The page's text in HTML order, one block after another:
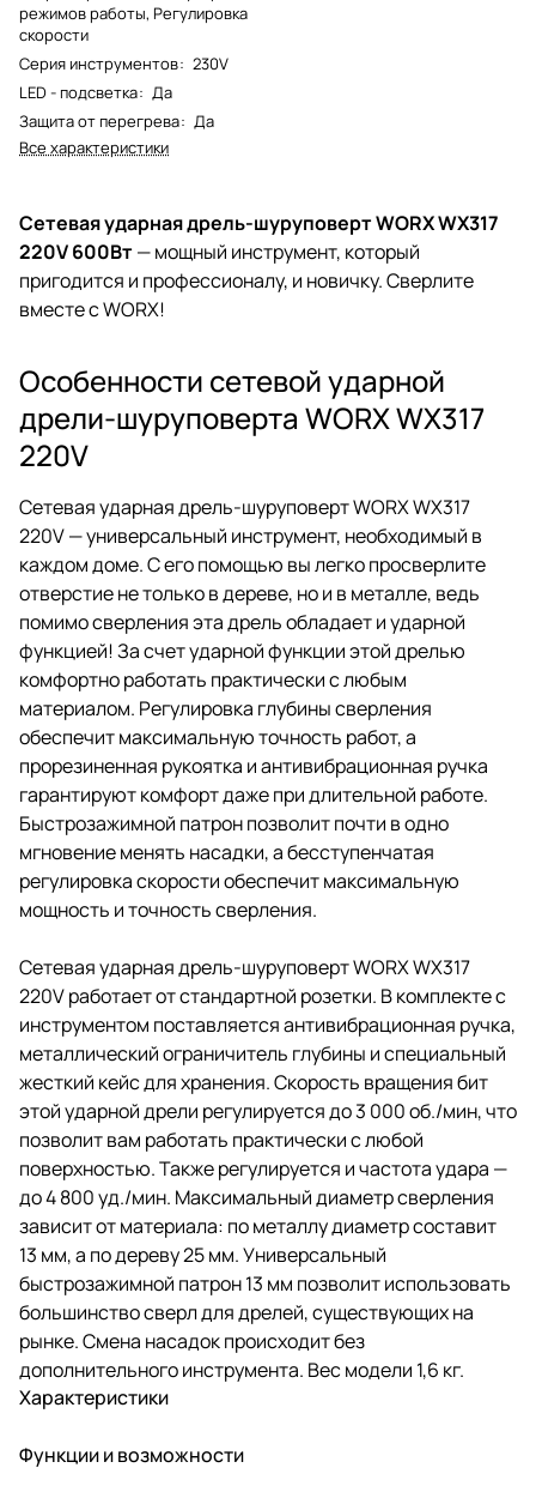
режимов работы, Регулировка
скорости
Серия инструментов: 230V
LED - подсветка: Да
Защита от перегрева: Да
Все характеристики
Сетевая ударная дрель-шуруповерт WORX WX317
220V 600Вт— мощный инструмент, который
пригодится и профессионалу, и новичку. Сверлите
вместе с WORX!
Особенности сетевой ударной
дрели-шуруповерта WORX WX317
220V
Сетевая ударная дрель-шуруповерт WORX WX317
220V — универсальный инструмент, необходимый в
каждом доме. С его помощью вы легко просверлите
отверстие не только в дереве, но и в металле, ведь
помимо сверления эта дрель обладает и ударной
функцией! За счет ударной функции этой дрелью
комфортно работать практически с любым
материалом. Регулировка глубины сверления
обеспечит максимальную точность работ, а
прорезиненная рукоятка и антивибрационная ручка
гарантируют комфорт даже при длительной работе.
Быстрозажимной патрон позволит почти в одно
мгновение менять насадки, а бесступенчатая
регулировка скорости обеспечит максимальную
мощность и точность сверления.
Сетевая ударная дрель-шуруповерт WORX WX317
220V работает от стандартной розетки. В комплекте с
инструментом поставляется антивибрационная ручка,
металлический ограничитель глубины и специальный
жесткий кейс для хранения. Скорость вращения бит
этой ударной дрели регулируется до 3 000 об./мин, что
позволит вам работать практически с любой
поверхностью. Также регулируется и частота удара —
до 4 800 уд./мин. Максимальный диаметр сверления
зависит от материала: по металлу диаметр составит
13 мм, а по дереву 25 мм. Универсальный
быстрозажимной патрон 13 мм позволит использовать
большинство сверл для дрелей, существующих на
рынке. Смена насадок происходит без
дополнительного инструмента. Вес модели 1,6 кг.
Характеристики
Функции и возможности